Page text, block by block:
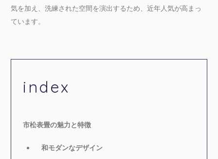
気を加え、洗練された空間を演出するため、近年人気が高まっ
ています。
index
市松表畳の魅力と特徴
和モダンなデザイン